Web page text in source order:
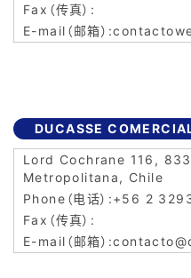
DUCASSE
Lord Cochrane 116,
Metropolitana, Chile
+56 2